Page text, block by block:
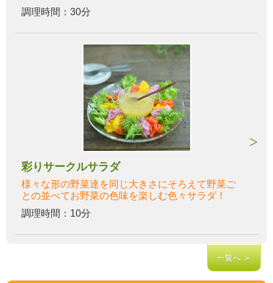
調理時間：30分
彩りサークルサラダ
様々な形の野菜達を同じ大きさにそろえて野菜ご
との並べてお野菜の色味を楽しむ色々サラダ！
調理時間：10分
一覧へ ＞